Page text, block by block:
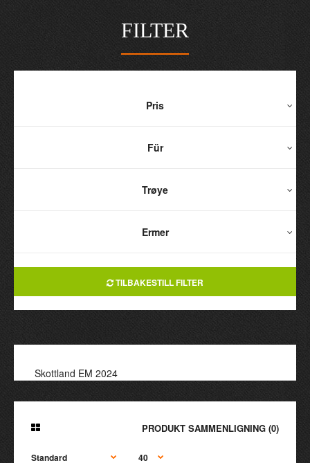
FILTER
Pris
Für
Trøye
Ermer
TILBAKESTILL FILTER
Skottland EM 2024
PRODUKT SAMMENLIGNING (0)